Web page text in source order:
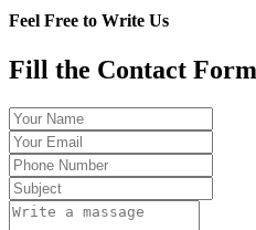
Feel Free to Write Us
Fill the Contact Form